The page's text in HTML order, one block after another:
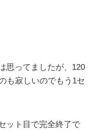
思ってましたが、120
も寂しいのでもう1セ
ット目で完全終了で